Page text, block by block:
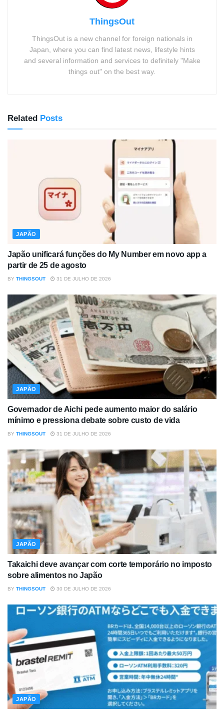
ThingsOut
ThingsOut is a new channel for foreign nationals in
Japan, where you can find latest news, lifestyle hints
and several information and services to definitely "Make
things out" on the best way.
Related Posts
JAPÃO
Japão unificará funções do My Number em novo app a
partir de 25 de agosto
BY THINGSOUT 31 DE JULHO DE 2026
JAPÃO
Governador de Aichi pede aumento maior do salário
mínimo e pressiona debate sobre custo de vida
BY THINGSOUT 31 DE JULHO DE 2026
JAPÃO
Takaichi deve avançar com corte temporário no imposto
sobre alimentos no Japão
BY THINGSOUT 30 DE JULHO DE 2026
JAPÃO